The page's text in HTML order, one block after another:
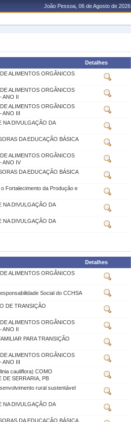
João Pessoa, 06 de Agosto de 2026
Detalhes
ALIMENTOS ORGÂNICOS
ALIMENTOS ORGÂNICOS
ANO II
ALIMENTOS ORGÂNICOS
ANO III
NA DIVULGAÇÃO DA
DA EDUCAÇÃO BÁSICA
ALIMENTOS ORGÂNICOS
ANO IV
DA EDUCAÇÃO BÁSICA
Fortalecimento da Produção e
NA DIVULGAÇÃO DA
NA DIVULGAÇÃO DA
Detalhes
ALIMENTOS ORGÂNICOS
Social do CCHSA
DE TRANSIÇÃO
ALIMENTOS ORGÂNICOS
ANO II
PARA TRANSIÇÃO
ALIMENTOS ORGÂNICOS
ANO III
cauliflora) COMO
DE SERRARIA, PB
rural sustentável
NA DIVULGAÇÃO DA
DA EDUCAÇÃO BÁSICA